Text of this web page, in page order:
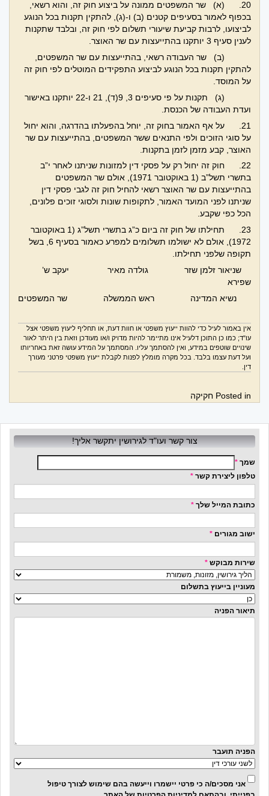
20.
(א) שר המשפטים ממונה על ביצוע חוק זה, והוא רשאי,
בכפוף לאמור בסעיפים קטנים (ב) ו-(ג), להתקין תקנות בכל הנוגע
לביצועו, לרבות קביעת שיעורי תשלום לפי חוק זה, ובלבד שתקנות
לענין סעיף 3 יותקנו בהתייעצות עם שר האוצר.
(ב) שר העבודה רשאי, בהתייעצות עם שר המשפטים,
להתקין תקנות בכל הנוגע לביצוע התפקידים המוטלים לפי חוק זה
על המוסד.
(ג) תקנות על פי סעיפים 3, 9(ד), 21 ו-22 יותקנו באישור
ועדת העבודה של הכנסת.
21.
על אף האמור בחוק זה, יוחל בהפעלתו בהדרגה, והוא יחול
על סוגי הזוכים ולפי התנאים ששר המשפטים, בהתייעצות עם שר
האוצר, קבע מזמן לזמן בתקנות.
22.
חוק זה יחול רק על פסקי דין למזונות שניתנו לאחר י”ב
בתשרי תשל”ב (1 באוקטובר 1971), אולם שר המשפטים
בהתייעצות עם שר האוצר רשאי להחיל חוק זה לגבי פסקי דין
שניתנו לפני המועד האמור, לתקופות שונות ולסוגי זוכים פלונים,
הכל כפי שקבע.
23.
תחילתו של חוק זה ביום כ”ג בתשרי תשל”ג (1 באוקטובר
1972), אולם לא ישולמו תשלומים למפרע כאמור בסעיף 6, בשל
תקופה שלפני תחילתו.
שניאור זלמן שזר גולדה מאיר יעקב ש’
שפירא
נשיא המדינה ראש הממשלה שר המשפטים
אין באמור לעיל כדי להוות ייעוץ משפטי או חוות דעת, או תחליף ליעוץ משפטי אצל
עו"ד; כמו כן התוכן דלעיל אינו מתיימר להיות מדויק ו/או מעודכן וזאת בין היתר לאור
שינויים שוטפים במידע, ואין להסתמך עליו. המסתמך על המידע עושה זאת באחריותו
ועל דעת עצמו בלבד. בכל מקרה מומלץ לפנות לקבלת ייעוץ משפטי פרטני מעורך
דין.
Posted in חקיקה
צור קשר ועו"ד לגירושין יתקשר אליך!
שמך *
טלפון ליצירת קשר *
כתובת המייל שלך *
ישוב מגורים *
שירות מבוקש *
מעוניין בייעוץ בתשלום
תיאור הפניה
הפניה תועבר
אני מסכים/ה כי פרטי יישמרו וייעשה בהם שימוש לצורך טיפול